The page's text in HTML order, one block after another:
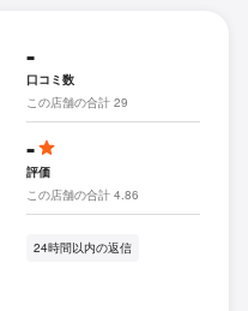
-
口コミ数
この店舗の合計 29
-
評価
この店舗の合計 4.86
24時間以内の返信